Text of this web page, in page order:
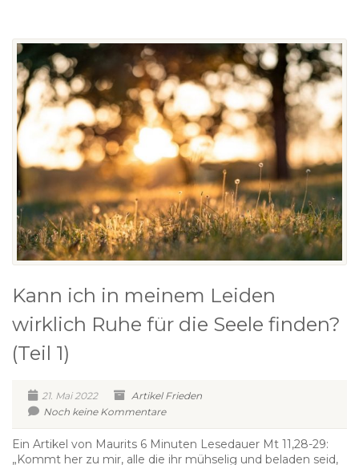
Kann ich in meinem Leiden
wirklich Ruhe für die Seele finden?
(Teil 1)
21. Mai 2022 Artikel Frieden
Noch keine Kommentare
Ein Artikel von Maurits 6 Minuten Lesedauer Mt 11,28-29:
„Kommt her zu mir, alle die ihr mühselig und beladen seid,